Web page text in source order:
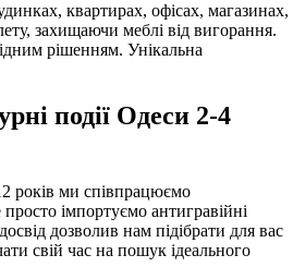
квартирах, офісах, магазинах,
захищаючи меблі від вигорання.
рішенням. Унікальна
події Одеси 2-4
років ми співпрацюємо
імпортуємо антигравійні
дозволив нам підібрати для вас
свій час на пошук ідеального